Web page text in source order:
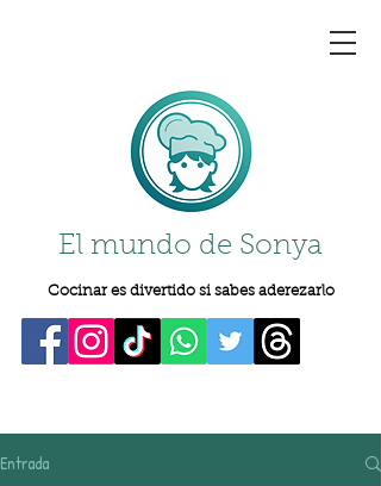
El mundo de Sonya
Cocinar es divertido si sabes aderezarlo
Entrada